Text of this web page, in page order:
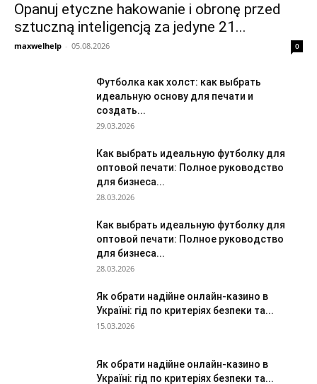
Opanuj etyczne hakowanie i obronę przed
sztuczną inteligencją za jedyne 21...
maxwelhelp - 05.08.2026 0
Футболка как холст: как выбрать
идеальную основу для печати и
создать...
29.03.2026
Как выбрать идеальную футболку для
оптовой печати: Полное руководство
для бизнеса...
28.03.2026
Как выбрать идеальную футболку для
оптовой печати: Полное руководство
для бизнеса...
28.03.2026
Як обрати надійне онлайн-казино в
Україні: гід по критеріях безпеки та...
15.03.2026
Як обрати надійне онлайн-казино в
Україні: гід по критеріях безпеки та...